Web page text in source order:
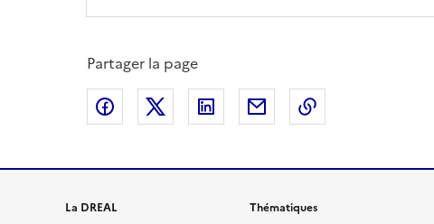
Partager la page
Partager sur Facebook
Partager sur XPartager sur LinkedIn
Partager par email
La DREAL
Thématiques